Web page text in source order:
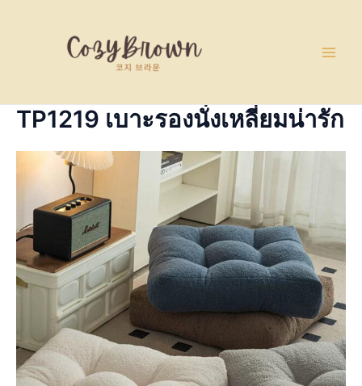
TP1219 เบาะรองนั่งเหลี่ยมน่ารัก